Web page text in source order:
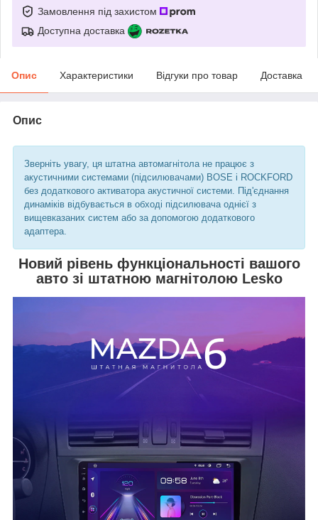
Замовлення під захистом
Доступна доставка
Опис Характеристики Відгуки про товар Доставка
Опис
Зверніть увагу, ця штатна автомагнітола не працює з
акустичними системами (підсилювачами) BOSE і ROCKFORD
без додаткового активатора акустичної системи. Під'єднання
динаміків відбувається в обході підсилювача однієї з
вищевказаних систем або за допомогою додаткового
адаптера.
Новий рівень функціональності вашого
авто зі штатною магнітолою Lesko